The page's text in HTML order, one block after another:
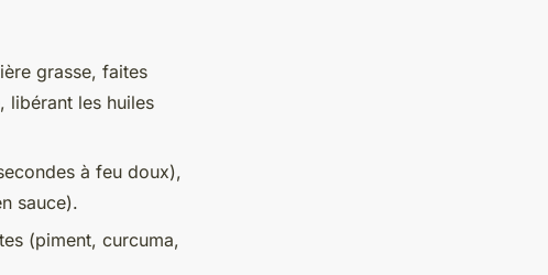
grasse, faites
libérant les huiles
à feu doux),
sauce).
(piment, curcuma,